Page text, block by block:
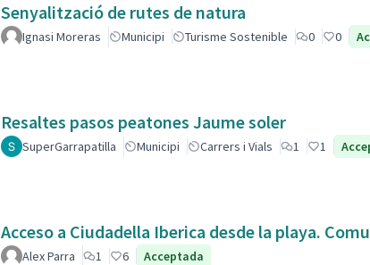
Senyalització de rutes de natura
Ignasi Moreras Municipi Turisme Sostenible 0 0
Resaltes pasos peatones Jaume soler
SuperGarrapatilla Municipi Carrers i Vials 1 1
Acceso a Ciudadella Iberica desde la playa.
Alex Parra 1 6 Acceptada